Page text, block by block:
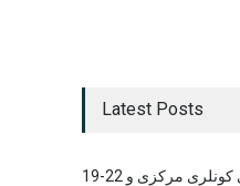
Latest Posts
19-22 می کونلری مرکزی و